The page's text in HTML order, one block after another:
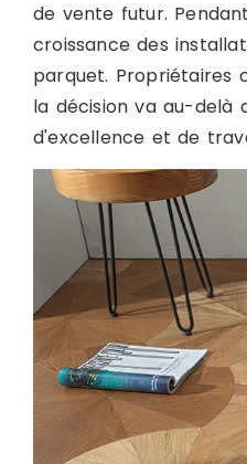
de vente futur.
croissance des
parquet. Propriétaires
la décision va au-delà
d'excellence et de